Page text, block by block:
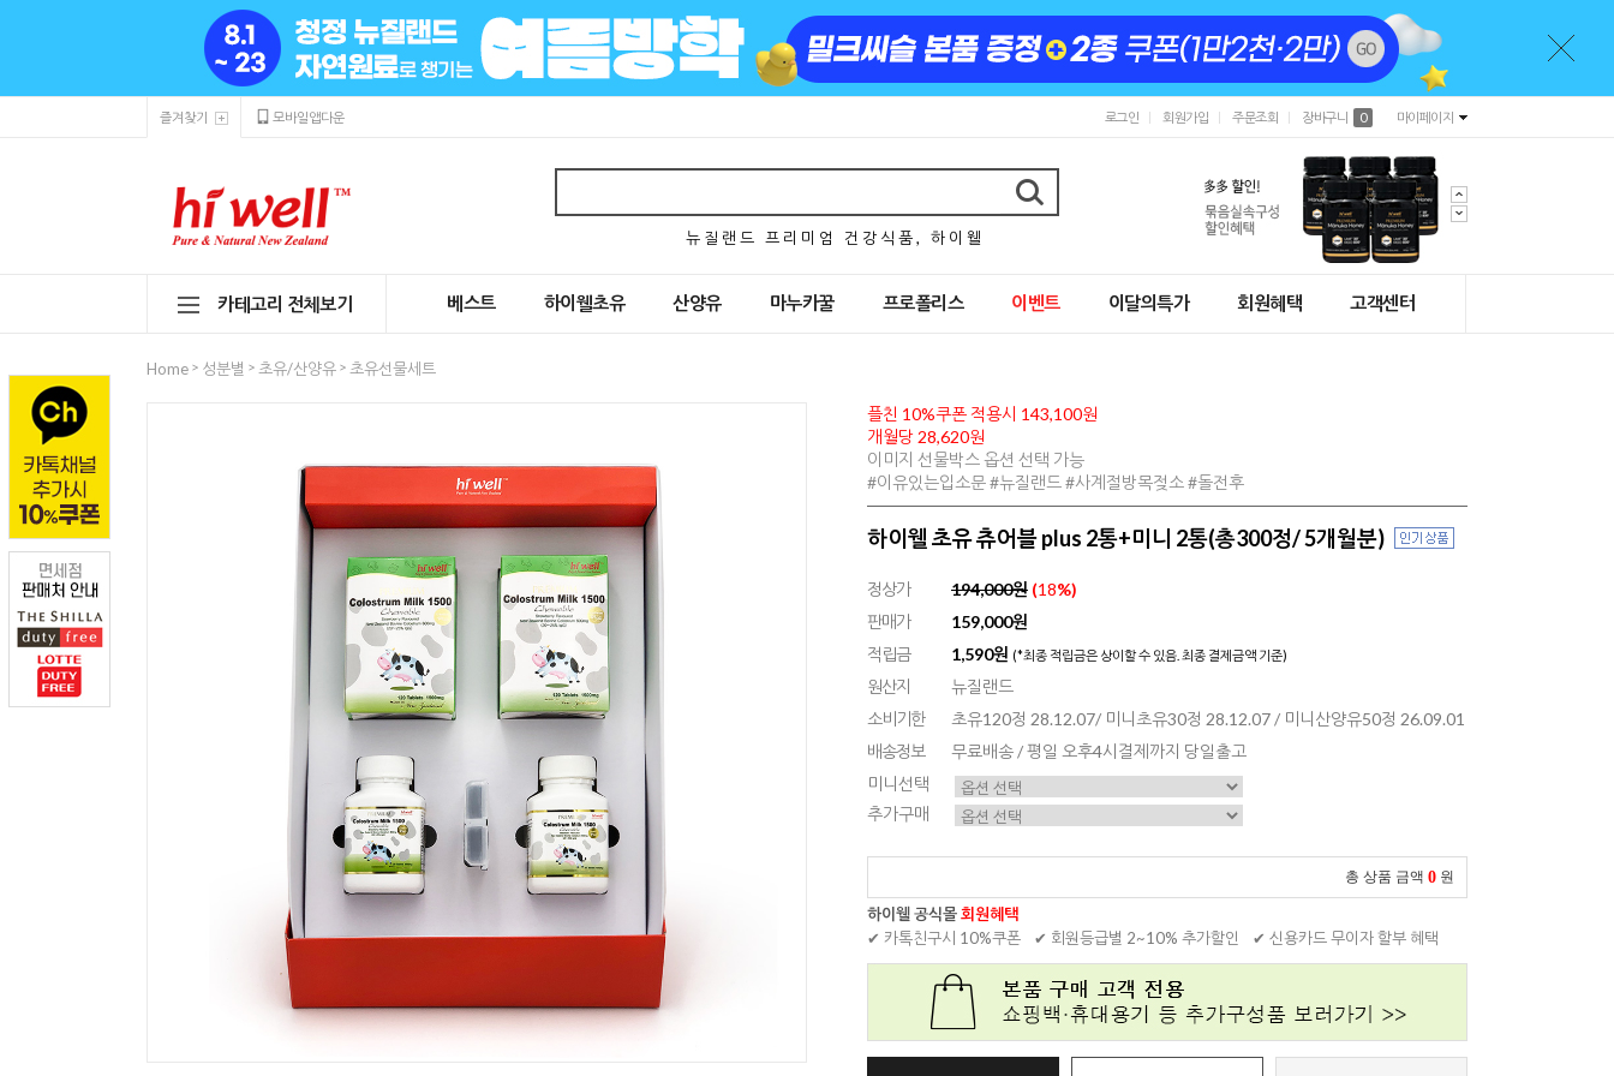
즐겨찾기 모바일앱다운 로그인 회원가입 주문조회 장바구니 0 마이페이지
뉴 질 랜 드 프 리 미 엄 건 강 식 품 , 하 이 웰
카테고리 전체보기 베스트 하이웰초유 산양유 마누카꿀 프로폴리스 이벤트 이달의특가 회원혜택 고객센터
Home > 성분별 > 초유/산양유 > 초유선물세트
플친 10%쿠폰 적용시 143,100원
개월당 28,620원
이미지 선물박스 옵션 선택 가능
#이유있는입소문 #뉴질랜드 #사계절방목젖소 #돌전후
하이웰 초유 츄어블 plus 2통+미니 2통(총300정/ 5개월분)
정상가 194,000원 (18%)
판매가
159,000원
적립금
1,590원 (*최종 적립금은 상이할 수 있음. 최종 결제금액 기준)
원산지
뉴질랜드
소비기한
초유120정 28.12.07/ 미니초유30정 28.12.07 / 미니산양유50정 26.09.01
배송정보
무료배송 / 평일 오후4시결제까지 당일출고
미니선택
추가구매
총 상품 금액 0 원
하이웰 공식몰회원혜택
✔ 카톡친구시 10%쿠폰
✔ 회원등급별 2~10% 추가할인 ✔ 신용카드 무이자 할부 혜택